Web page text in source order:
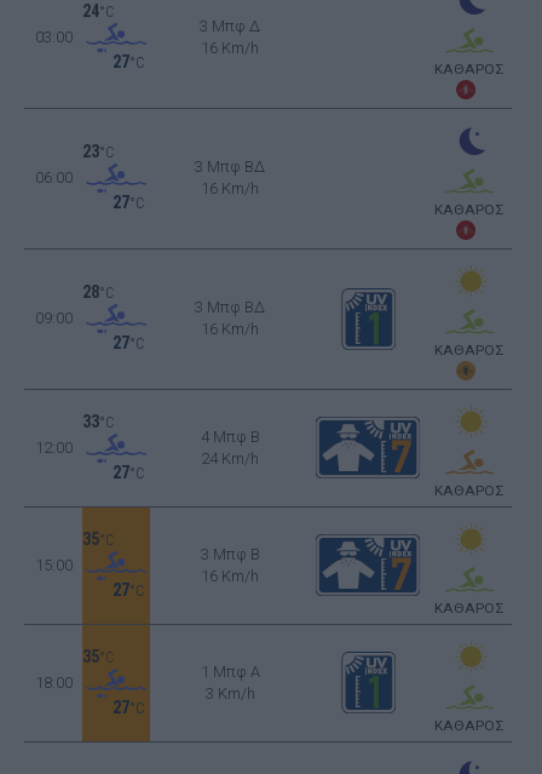
03:00
24°C
27°C
3 Μπφ Δ
16 Km/h
ΚΑΘΑΡΟΣ
06:00
23°C
27°C
3 Μπφ ΒΔ
16 Km/h
ΚΑΘΑΡΟΣ
09:00
28°C
27°C
3 Μπφ ΒΔ
16 Km/h
ΚΑΘΑΡΟΣ
12:00
33°C
27°C
4 Μπφ B
24 Km/h
ΚΑΘΑΡΟΣ
15:00
35°C
27°C
3 Μπφ B
16 Km/h
ΚΑΘΑΡΟΣ
18:00
35°C
27°C
1 Μπφ Α
3 Km/h
ΚΑΘΑΡΟΣ